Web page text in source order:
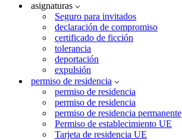
asignaturas
Seguro para invitados
declaración de compromiso
certificado de ficción
tolerancia
deportación
expulsión
permiso de residencia
permiso de residencia
permiso de residencia
permiso de residencia permanente
Permiso de establecimiento UE
Tarjeta de residencia UE